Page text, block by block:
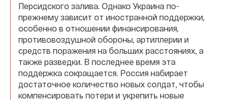
Персидского залива. Однако Украина по-
прежнему зависит от иностранной поддержки,
особенно в отношении финансирования,
противовоздушной обороны, артиллерии и
средств поражения на больших расстояниях, а
также разведки. В последнее время эта
поддержка сокращается. Россия набирает
достаточное количество новых солдат, чтобы
компенсировать потери и укрепить новые